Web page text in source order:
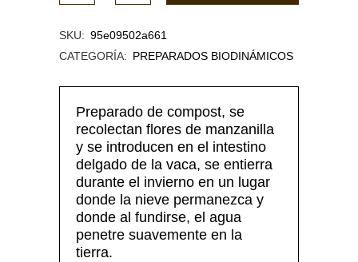
SKU: 95e09502a661
CATEGORÍA: PREPARADOS BIODINÁMICOS
Preparado de compost, se
recolectan flores de manzanilla
y se introducen en el intestino
delgado de la vaca, se entierra
durante el invierno en un lugar
donde la nieve permanezca y
donde al fundirse, el agua
penetre suavemente en la
tierra.